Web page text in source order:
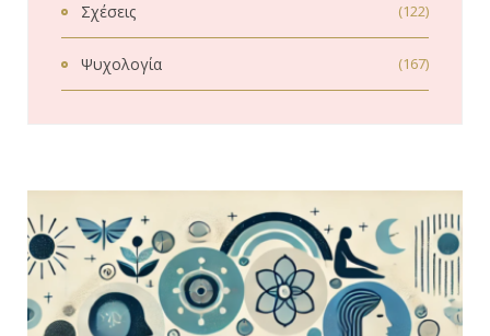
Σχέσεις (122)
Ψυχολογία (167)